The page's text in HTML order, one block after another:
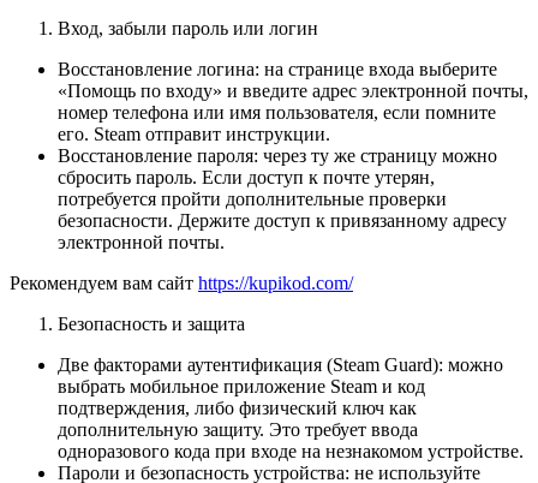
Вход, забыли пароль или логин
Восстановление логина: на странице входа выберите
«Помощь по входу» и введите адрес электронной почты,
номер телефона или имя пользователя, если помните
его. Steam отправит инструкции.
Восстановление пароля: через ту же страницу можно
сбросить пароль. Если доступ к почте утерян,
потребуется пройти дополнительные проверки
безопасности. Держите доступ к привязанному адресу
электронной почты.
Рекомендуем вам сайт https://kupikod.com/
Безопасность и защита
Две факторами аутентификация (Steam Guard): можно
выбрать мобильное приложение Steam и код
подтверждения, либо физический ключ как
дополнительную защиту. Это требует ввода
одноразового кода при входе на незнакомом устройстве.
Пароли и безопасность устройства: не используйте